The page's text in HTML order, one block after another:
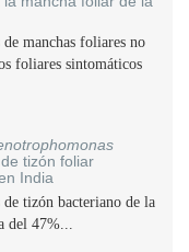
manchas foliares no
foliares sintomáticos
tizón foliar
India
de tizón bacteriano de la
del 47%...